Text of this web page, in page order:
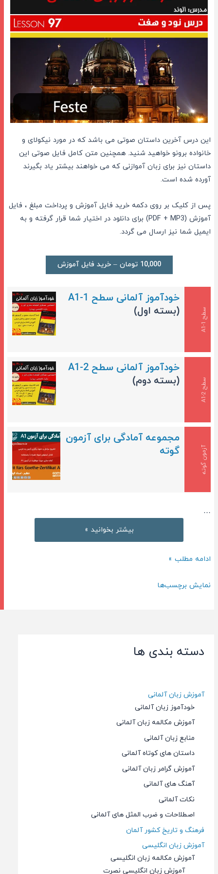
دسته بندی ها
آموزش زبان آلمانی
خودآموز زبان آلمانی
آموزش مکالمه زبان آلمانی
منابع زبان آلمانی
داستان های کوتاه آلمانی
آموزش گرامر زبان آلمانی
آهنگ های آلمانی
نکات آلمانی
اصطلاحات و ضرب المثل های آلمانی
فرهنگ و تاریخ کشور آلمان
آموزش زبان انگلیسی
آموزش مکالمه زبان انگلیسی
آموزش زبان انگلیسی نصرت
این درس آخرین داستان صوتی می باشد که در مورد نیکولای و
خانواده برونو خواهید شنید. همچنین متن کامل فایل صوتی این
داستان نیز برای زبان آموازنی که می خواهند بیشتر یاد بگیرند
آورده شده است.
پس از کلیک بر روی دکمه خرید فایل آموزش و پرداخت مبلغ ، فایل
آموزش (PDF + MP3) برای دانلود در اختیار شما قرار گرفته و به
ایمیل شما نیز ارسال می گردد.
10,000 تومان – خرید فایل آموزش
س
ط
ح
A
1
-
1
خودآموز آلمانی سطح A1-1
(بسته اول)
س
ط
ح
A
1
-
2
خودآموز آلمانی سطح A1-2
(بسته دوم)
آزمون گوته
مجموعه آمادگی برای آزمون
گوته
…
خودآموز
زبان
بیشتر بخوانید »
خودآموز
آلمانی
ادامه مطلب »
نمایش برچسب‌ها